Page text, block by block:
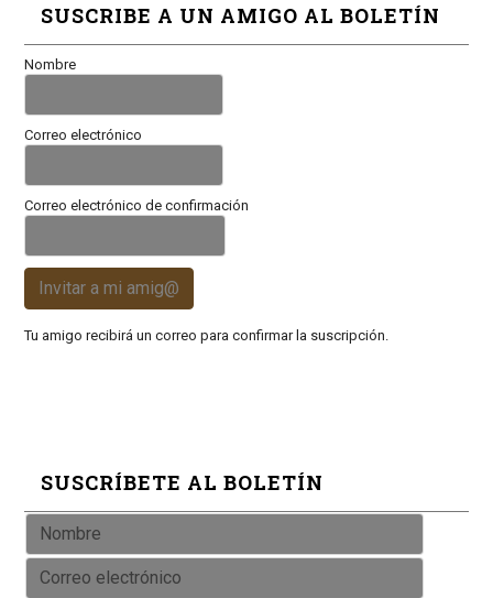
SUSCRIBE A UN AMIGO AL BOLETÍN
Nombre
Correo electrónico
Correo electrónico de confirmación
Invitar a mi amig@
Tu amigo recibirá un correo para confirmar la suscripción.
SUSCRÍBETE AL BOLETÍN